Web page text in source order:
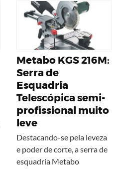
Metabo KGS 216M:
Serra de
Esquadria
Telescópica semi-
profissional muito
leve
Destacando-se pela leveza
e poder de corte, a serra de
esquadria Metabo